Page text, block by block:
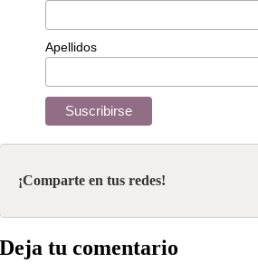
Apellidos
¡Comparte en tus redes!
Deja tu comentario